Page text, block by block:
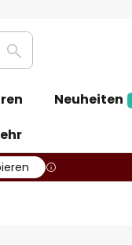
Suche
Neuheiten